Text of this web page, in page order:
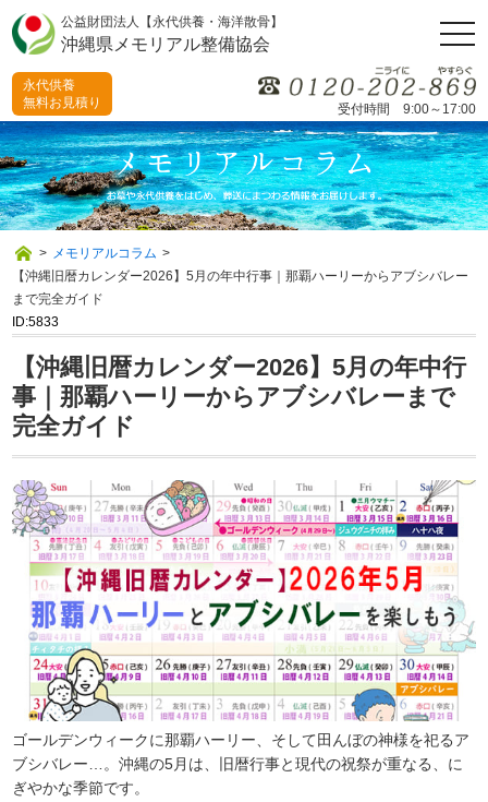
公益財団法人【永代供養・海洋散骨】
沖縄県メモリアル整備協会
受付時間 9:00～17:00
永代供養
無料お見積り
> メモリアルコラム >
【沖縄旧暦カレンダー2026】5月の年中行事｜那覇ハーリーからアブシバレー
まで完全ガイド
ID:5833
【沖縄旧暦カレンダー2026】5月の年中行
事｜那覇ハーリーからアブシバレーまで
完全ガイド
ゴールデンウィークに那覇ハーリー、そして田んぼの神様を祀るア
ブシバレー…。沖縄の5月は、旧暦行事と現代の祝祭が重なる、に
ぎやかな季節です。